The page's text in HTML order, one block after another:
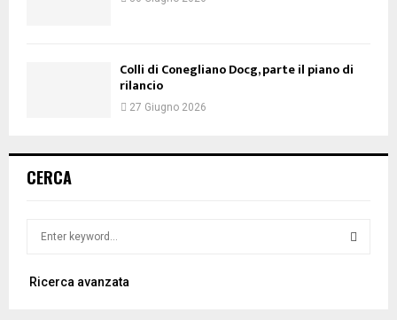
Colli di Conegliano Docg, parte il piano di
rilancio
27 Giugno 2026
CERCA
rRicerca avanzata